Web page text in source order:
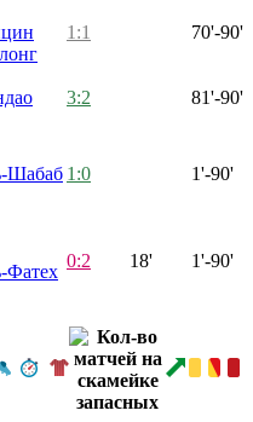
1:1 70'-90'
3:2 81'-90'
Шабаб 1:0 1'-90'
Фатех
0:2 18' 1'-90'